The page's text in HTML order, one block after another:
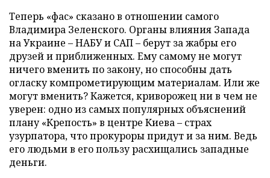
Теперь «фас» сказано в отношении самого
Владимира Зеленского. Органы влияния Запада
на Украине – НАБУ и САП – берут за жабры его
друзей и приближенных. Ему самому не могут
ничего вменить по закону, но способны дать
огласку компрометирующим материалам. Или же
могут вменить? Кажется, криворожец ни в чем не
уверен: одно из самых популярных объяснений
плану «Крепость» в центре Киева – страх
узурпатора, что прокуроры придут и за ним. Ведь
его людьми в его пользу расхищались западные
деньги.